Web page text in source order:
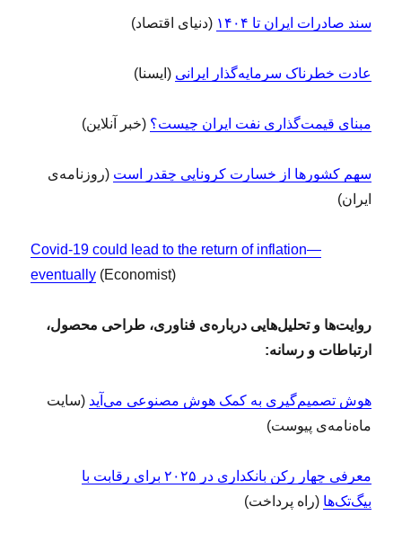
سند صادرات ایران تا ۱۴۰۴ (دنیای اقتصاد)
عادت خطرناک سرمایه‌گذار ایرانی (ایسنا)
مبنای قیمت‌گذاری نفت ایران چیست؟ (خبر آنلاین)
سهم کشورها از خسارت کرونایی چقدر است (روزنامه‌ی
ایران)
Covid-19 could lead to the return of inflation—
eventually (Economist)
روایت‌ها و تحلیل‌هایی درباره‌ی فناوری، طراحی محصول،
ارتباطات و رسانه:
هوش تصمیم‌گیری به کمک هوش مصنوعی می‌آید (سایت
ماه‌نامه‌ی پیوست)
معرفی چهار رکن بانکداری در ۲۰۲۵ برای رقابت با
بیگ‌تک‌ها (راه پرداخت)